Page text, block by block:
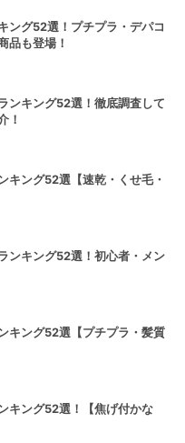
ング52選！プチプラ・デパコ
品も登場！
ンキング52選！徹底調査して
！
キング52選【速乾・くせ毛・
ンキング52選！初心者・メン
キング52選【プチプラ・髪質
キング52選！【焦げ付かな